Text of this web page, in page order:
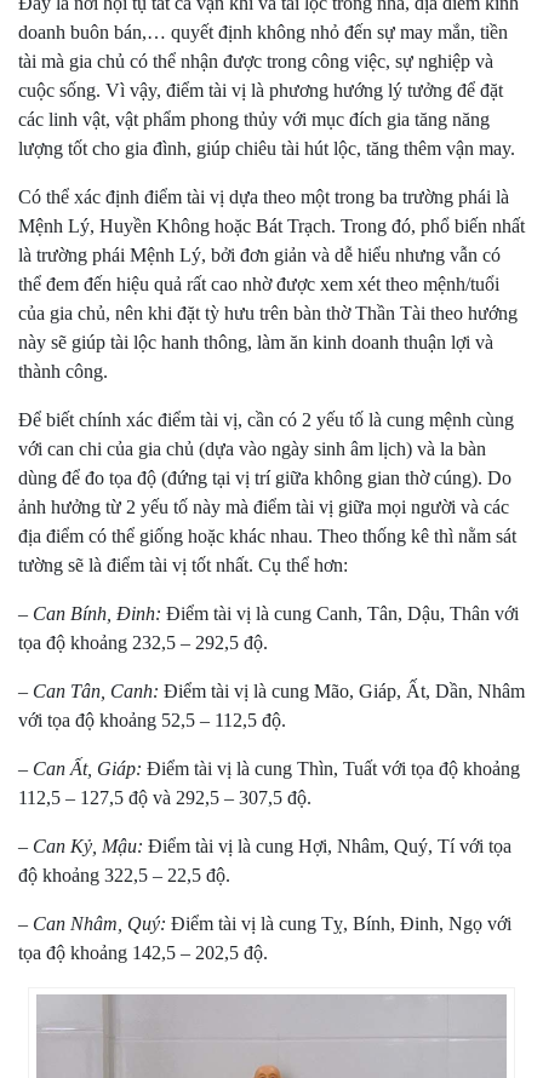
doanh buôn bán,… quyết định không nhỏ đến sự may mắn, tiền
tài mà gia chủ có thể nhận được trong công việc, sự nghiệp và
cuộc sống. Vì vậy, điểm tài vị là phương hướng lý tưởng để đặt
các linh vật, vật phẩm phong thủy với mục đích gia tăng năng
lượng tốt cho gia đình, giúp chiêu tài hút lộc, tăng thêm vận may.
Có thể xác định điểm tài vị dựa theo một trong ba trường phái là
Mệnh Lý, Huyền Không hoặc Bát Trạch. Trong đó, phổ biến nhất
là trường phái Mệnh Lý, bởi đơn giản và dễ hiểu nhưng vẫn có
thể đem đến hiệu quả rất cao nhờ được xem xét theo mệnh/tuổi
của gia chủ, nên khi đặt tỳ hưu trên bàn thờ Thần Tài theo hướng
này sẽ giúp tài lộc hanh thông, làm ăn kinh doanh thuận lợi và
thành công.
Để biết chính xác điểm tài vị, cần có 2 yếu tố là cung mệnh cùng
với can chi của gia chủ (dựa vào ngày sinh âm lịch) và la bàn
dùng để đo tọa độ (đứng tại vị trí giữa không gian thờ cúng). Do
ảnh hưởng từ 2 yếu tố này mà điểm tài vị giữa mọi người và các
địa điểm có thể giống hoặc khác nhau. Theo thống kê thì nằm sát
tường sẽ là điểm tài vị tốt nhất. Cụ thể hơn:
– Can Bính, Đinh: Điểm tài vị là cung Canh, Tân, Dậu, Thân với
tọa độ khoảng 232,5 – 292,5 độ.
– Can Tân, Canh: Điểm tài vị là cung Mão, Giáp, Ất, Dần, Nhâm
với tọa độ khoảng 52,5 – 112,5 độ.
– Can Ất, Giáp: Điểm tài vị là cung Thìn, Tuất với tọa độ khoảng
112,5 – 127,5 độ và 292,5 – 307,5 độ.
– Can Kỷ, Mậu: Điểm tài vị là cung Hợi, Nhâm, Quý, Tí với tọa
độ khoảng 322,5 – 22,5 độ.
– Can Nhâm, Quý: Điểm tài vị là cung Tỵ, Bính, Đinh, Ngọ với
tọa độ khoảng 142,5 – 202,5 độ.